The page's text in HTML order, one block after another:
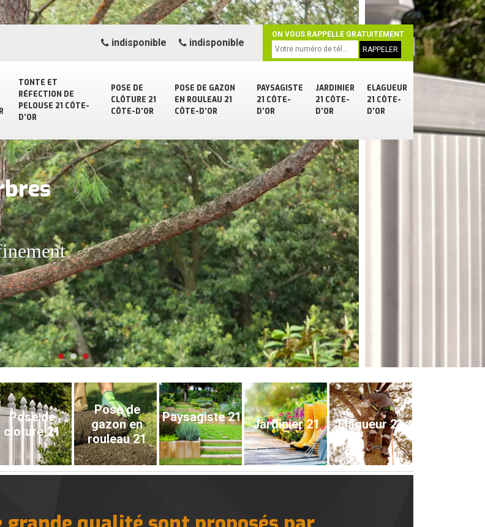
TONTE ET
RÉFECTION DE
PELOUSE 21 CÔTE-
D'OR
POSE DE
CLÔTURE 21
CÔTE-D'OR
POSE DE GAZON
EN ROULEAU 21
CÔTE-D'OR
PAYSAGISTE
21 CÔTE-
D'OR
JARDINIER
21 CÔTE-
D'OR
ELAGUEUR
21 CÔTE-
D'OR
indisponible indisponible
ON VOUS RAPPELLE GRATUITEMENT
Pose de
cloture 21
Pose de
gazon en
rouleau 21
Paysagiste 21 Jardinier 21 Elagueur 21